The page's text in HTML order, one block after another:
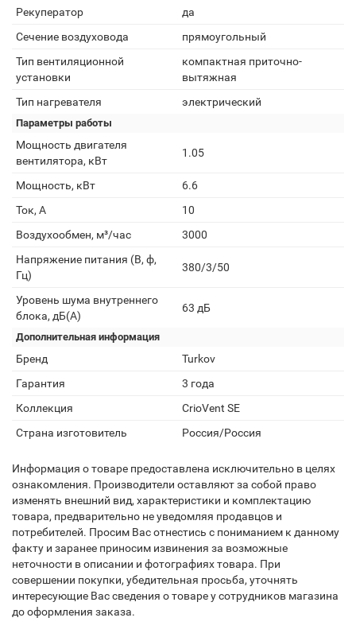
Рекуператор
да
Сечение воздуховода
прямоугольный
Тип вентиляционной
установки
компактная приточно-
вытяжная
Тип нагревателя
электрический
Параметры работы
Мощность двигателя
вентилятора, кВт
1.05
Мощность, кВт
6.6
Ток, А
10
Воздухообмен, м³/час
3000
Напряжение питания (В, ф,
Гц)
380/3/50
Уровень шума внутреннего
блока, дБ(А)
63 дБ
Дополнительная информация
Бренд
Turkov
Гарантия
3 года
Коллекция
CrioVent SE
Страна изготовитель
Россия/Россия
Информация о товаре предоставлена исключительно в целях
ознакомления. Производители оставляют за собой право
изменять внешний вид, характеристики и комплектацию
товара, предварительно не уведомляя продавцов и
потребителей. Просим Вас отнестись с пониманием к данному
факту и заранее приносим извинения за возможные
неточности в описании и фотографиях товара. При
совершении покупки, убедительная просьба, уточнять
интересующие Вас сведения о товаре у сотрудников магазина
до оформления заказа.